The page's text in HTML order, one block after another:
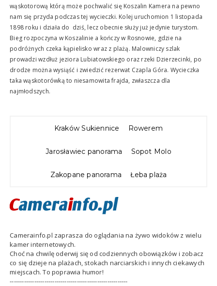
wąskotorową którą może pochwalić się Koszalin Kamera na pewno
nam się przyda podczas tej wycieczki. Kolej uruchomion 1 listopada
1898 roku i działa do dziś, lecz obecnie służy już jedynie turystom.
Bieg rozpoczyna w Koszalinie a kończy w Rosnowie, gdzie na
podróżnych czeka kąpielisko wraz z plażą. Malowniczy szlak
prowadzi wzdłuż jeziora Lubiatowskiego oraz rzeki Dzierzecinki, po
drodze można wysiąść i zwiedzić rezerwat Czapla Góra. Wycieczka
taka wąskotorówką to niesamowita frajda, zwłaszcza dla
najmłodszych.
Kraków Sukiennice Rowerem
Jarosławiec panorama Sopot Molo
Zakopane panorama Łeba plaża
Camerainfo.pl zaprasza do oglądania na żywo widoków z wielu
kamer internetowych.
Choć na chwilę oderwij się od codziennych obowiązków i zobacz
co się dzieje na plażach, stokach narciarskich i innych ciekawych
miejscach. To poprawia humor!
----------------------------------------------------------